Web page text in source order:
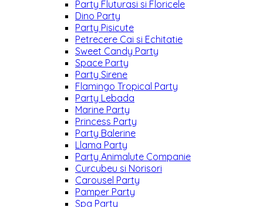
Party Fluturasi si Floricele
Dino Party
Party Pisicute
Petrecere Cai si Echitatie
Sweet Candy Party
Space Party
Party Sirene
Flamingo Tropical Party
Party Lebada
Marine Party
Princess Party
Party Balerine
Llama Party
Party Animalute Companie
Curcubeu si Norisori
Carousel Party
Pamper Party
Spa Party